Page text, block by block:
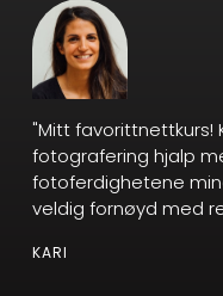
"Mitt favorittnettkurs!
fotografering hjalp
fotoferdighetene
veldig fornøyd med
KARI